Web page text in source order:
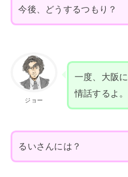
今後、どうするつもり？
ジョー
一度、大阪
情話するよ。
るいさんには？